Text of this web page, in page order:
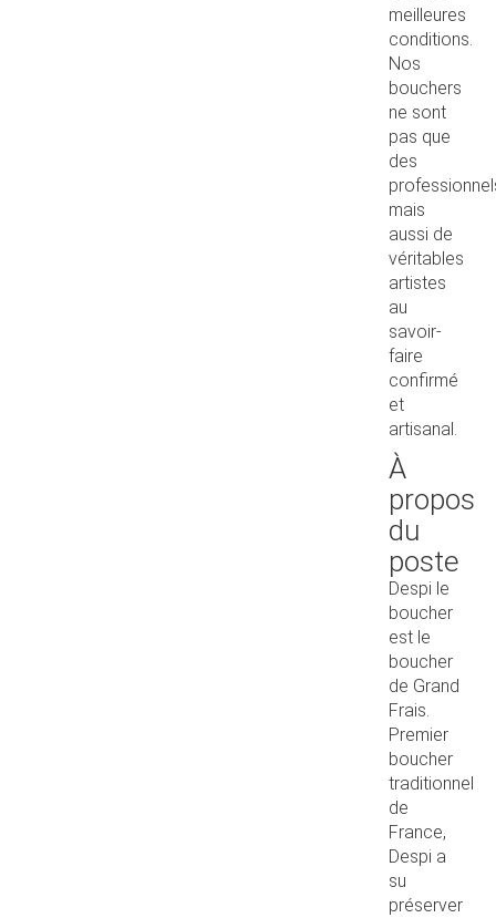
meilleures
conditions.
Nos
bouchers
ne sont
pas que
des
mais
aussi de
véritables
artistes
au
savoir-
faire
confirmé
et
artisanal.
À
propos
du
poste
Despi le
boucher
est le
boucher
de Grand
Frais.
Premier
boucher
traditionnel
de
France,
Despi a
su
préserver